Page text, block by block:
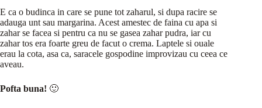
E ca o budinca in care se pune tot zaharul, si dupa racire se
adauga unt sau margarina. Acest amestec de faina cu apa si
zahar se facea si pentru ca nu se gasea zahar pudra, iar cu
zahar tos era foarte greu de facut o crema. Laptele si ouale
erau la cota, asa ca, saracele gospodine improvizau cu ceea ce
aveau.
Pofta buna! 🙂